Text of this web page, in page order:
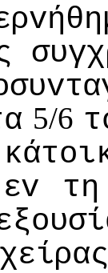
5/6
εv
τη